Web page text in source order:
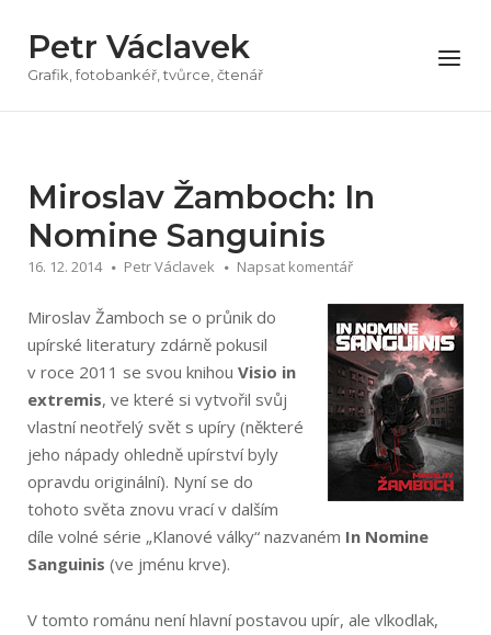
obsah
Petr Václavek
Grafik, fotobankéř, tvůrce, čtenář
Menu
Miroslav Žamboch: In
Nomine Sanguinis
16. 12. 2014 Petr Václavek Napsat komentář
Miroslav Žamboch se o průnik do
upírské literatury zdárně pokusil
v roce 2011 se svou knihou Visio in
extremis, ve které si vytvořil svůj
vlastní neotřelý svět s upíry (některé
jeho nápady ohledně upírství byly
opravdu originální). Nyní se do
tohoto světa znovu vrací v dalším
díle volné série „Klanové války“ nazvaném In Nomine
Sanguinis (ve jménu krve).
V tomto románu není hlavní postavou upír, ale vlkodlak,